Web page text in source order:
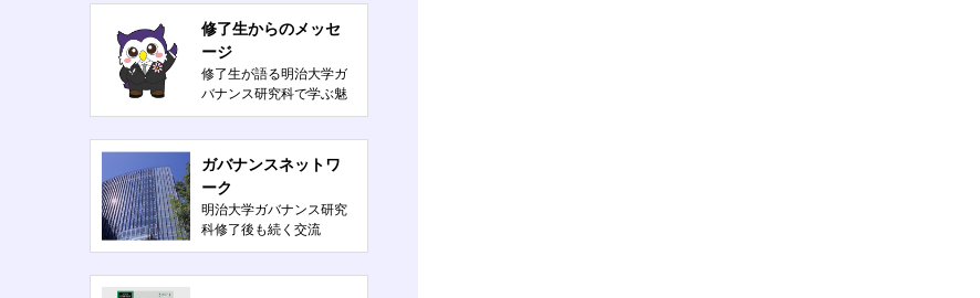
修了生からのメッセ
ージ
修了生が語る明治大学ガ
バナンス研究科で学ぶ魅
力とは？
ガバナンスネットワ
ーク
明治大学ガバナンス研究
科修了後も続く交流